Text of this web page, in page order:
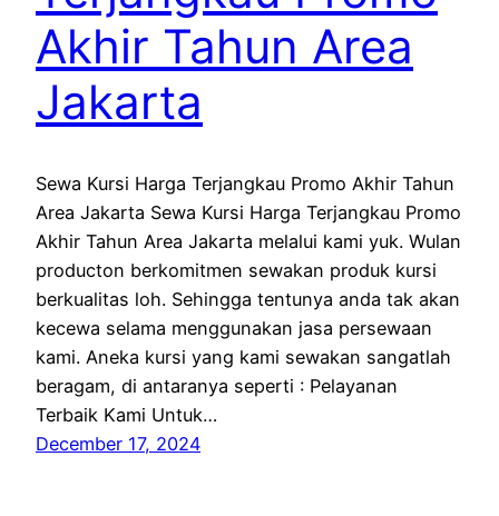
Akhir Tahun Area
Jakarta
Sewa Kursi Harga Terjangkau Promo Akhir Tahun
Area Jakarta Sewa Kursi Harga Terjangkau Promo
Akhir Tahun Area Jakarta melalui kami yuk. Wulan
producton berkomitmen sewakan produk kursi
berkualitas loh. Sehingga tentunya anda tak akan
kecewa selama menggunakan jasa persewaan
kami. Aneka kursi yang kami sewakan sangatlah
beragam, di antaranya seperti : Pelayanan
Terbaik Kami Untuk…
December 17, 2024